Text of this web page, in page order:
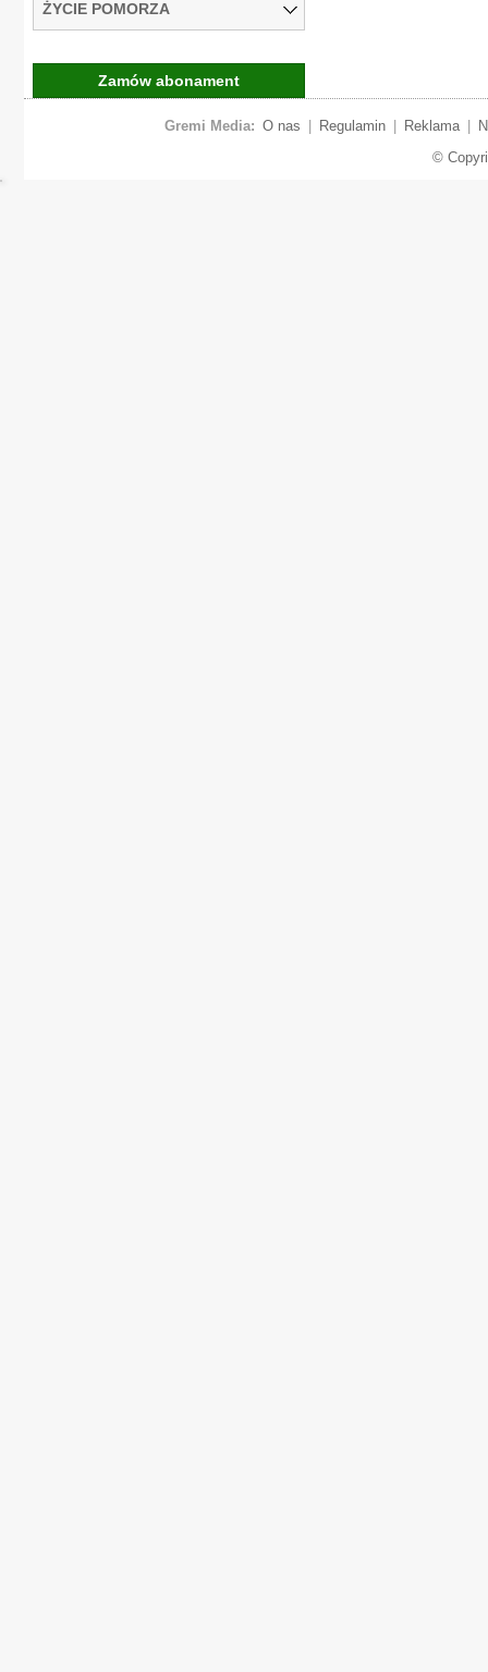
ŻYCIE POMORZA
Zamów abonament
Gremi Media: O nas Regulamin Reklama
©